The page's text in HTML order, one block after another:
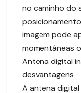
no caminho do
imagem pode
momentâneas
Antena digital
desvantagens
A antena